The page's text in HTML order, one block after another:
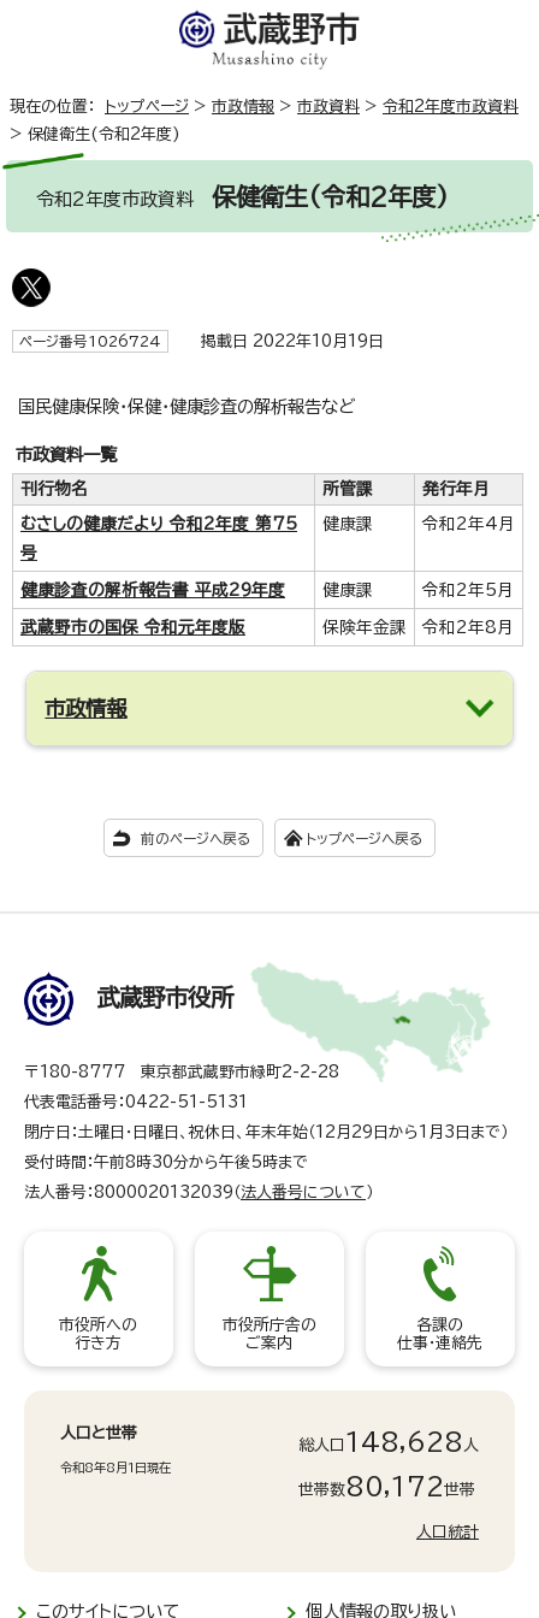
現在の位置： トップページ > 市政情報 > 市政資料 > 令和2年度市政資料
> 保健衛生(令和2年度)
令和2年度市政資料 保健衛生(令和2年度)
ページ番号1026724 掲載日 2022年10月19日
国民健康保険・保健・健康診査の解析報告など
市政資料一覧
刊行物名 所管課 発行年月
むさしの健康だより 令和2年度 第75
号
健康課 令和2年4月
健康診査の解析報告書 平成29年度 健康課 令和2年5月
武蔵野市の国保 令和元年度版 保険年金課 令和2年8月
市政情報
前のページへ戻る トップページへ戻る
武蔵野市役所
〒180-8777 東京都武蔵野市緑町2-2-28
代表電話番号：0422-51-5131
閉庁日：土曜日・日曜日、祝休日、年末年始（12月29日から1月3日まで）
受付時間：午前8時30分から午後5時まで
法人番号：8000020132039（ 法人番号について ）
市役所への
行き方
市役所庁舎の
ご案内
各課の
仕事・連絡先
人口と世帯
令和8年8月1日現在
総人口 148,628 人
世帯数80,172世帯
人口統計
このサイトについて 個人情報の取り扱い